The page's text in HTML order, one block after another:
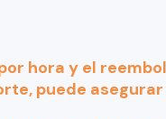
hora y el
puede